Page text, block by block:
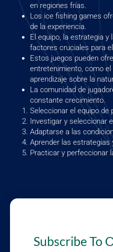
en regiones frías.
Los ice fishing games
de la experiencia.
El equipo, la estrategia
factores cruciales para
Estos juegos pueden
entretenimiento, como el
aprendizaje sobre la
La comunidad de
constante crecimiento.
Seleccionar el equipo de
Investigar y seleccionar
Adaptarse a las
Aprender las
Practicar y perfeccionar
Subscribe To